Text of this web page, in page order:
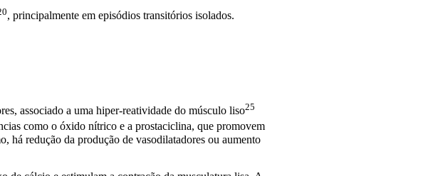
, principalmente em episódios transitórios isolados.
associado a uma hiper-reatividade do músculo liso25
como o óxido nítrico e a prostaciclina, que promovem
há redução da produção de vasodilatadores ou aumento